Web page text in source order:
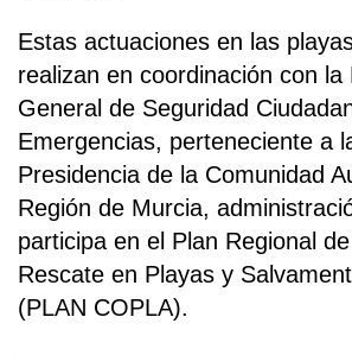
Estas actuaciones en las
realizan en coordinación con la
General de Seguridad
Emergencias, perteneciente a
Presidencia de la Comunidad
Región de Murcia,
participa en el Plan Regional
Rescate en Playas y
(PLAN COPLA).